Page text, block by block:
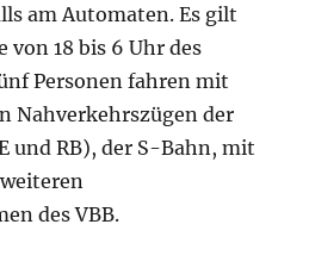
am Automaten. Es gilt
von 18 bis 6 Uhr des
Personen fahren mit
Nahverkehrszügen der
und RB), der S-Bahn, mit
des VBB.